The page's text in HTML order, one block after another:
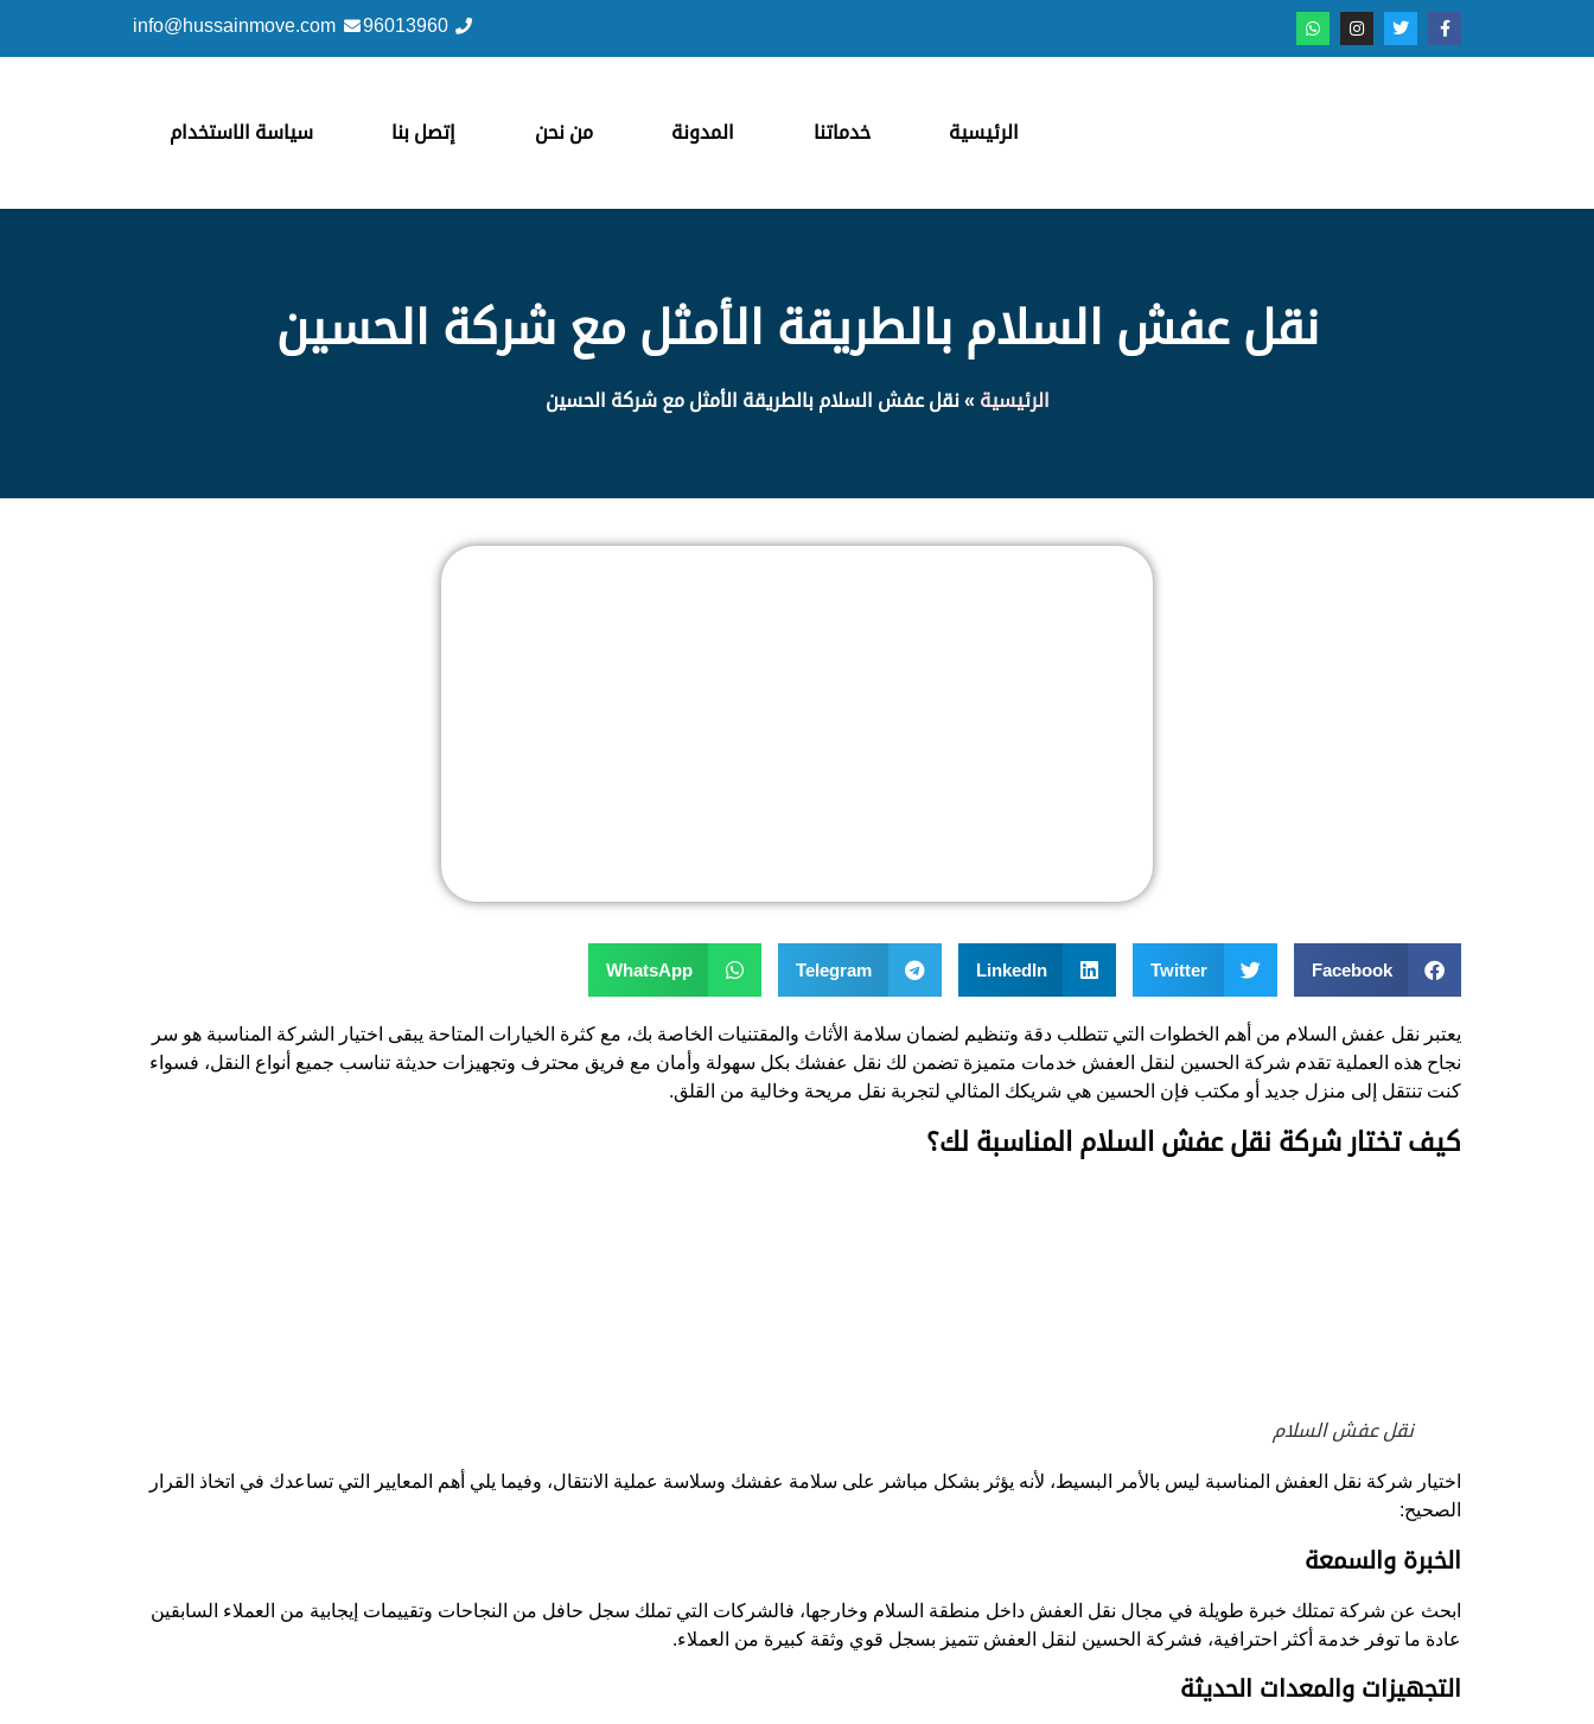
96013960
info@hussainmove.com
الرئيسية خدماتنا المدونة من نحن إتصل بنا سياسة الاستخدام
نقل عفش السلام بالطريقة الأمثل مع شركة الحسين
الرئيسية »نقل عفش السلام بالطريقة الأمثل مع شركة الحسين
Facebook
Twitter
LinkedIn
Telegram
WhatsApp
يعتبر نقل عفش السلام من أهم الخطوات التي تتطلب دقة وتنظيم لضمان سلامة الأثاث والمقتنيات الخاصة بك، مع كثرة الخيارات المتاحة يبقى اختيار الشركة المناسبة هو سر
نجاح هذه العملية تقدم شركة الحسين لنقل العفش خدمات متميزة تضمن لك نقل عفشك بكل سهولة وأمان مع فريق محترف وتجهيزات حديثة تناسب جميع أنواع النقل، فسواء
كنت تنتقل إلى منزل جديد أو مكتب فإن الحسين هي شريكك المثالي لتجربة نقل مريحة وخالية من القلق.
كيف تختار شركة نقل عفش السلام المناسبة لك؟
نقل عفش السلام
اختيار شركة نقل العفش المناسبة ليس بالأمر البسيط، لأنه يؤثر بشكل مباشر على سلامة عفشك وسلاسة عملية الانتقال، وفيما يلي أهم المعايير التي تساعدك في اتخاذ القرار
الصحيح:
الخبرة والسمعة
ابحث عن شركة تمتلك خبرة طويلة في مجال نقل العفش داخل منطقة السلام وخارجها، فالشركات التي تملك سجل حافل من النجاحات وتقييمات إيجابية من العملاء السابقين
عادة ما توفر خدمة أكثر احترافية، فشركة الحسين لنقل العفش تتميز بسجل قوي وثقة كبيرة من العملاء.
التجهيزات والمعدات الحديثة